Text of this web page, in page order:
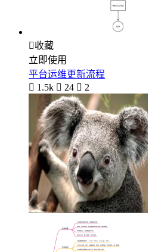
收藏
立即使用
平台运维更新流程
 1.5k  24  2